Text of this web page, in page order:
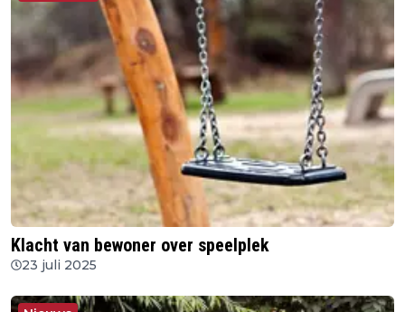
Klacht van bewoner over speelplek
23 juli 2025